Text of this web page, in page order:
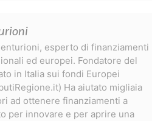
esperto di finanziamenti
ed europei. Fondatore del
in Italia sui fondi Europei
Ha aiutato migliaia
ad ottenere finanziamenti a
per innovare e per aprire una